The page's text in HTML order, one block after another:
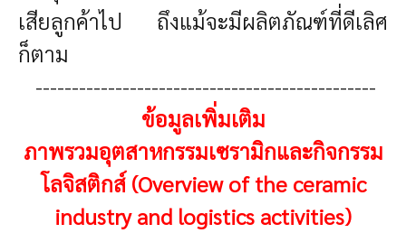
เสียลูกค้าไป ถึงแม้จะมีผลิตภัณฑ์ที่ดีเลิศ
ก็ตาม
-----------------------------------------------
ข้อมูลเพิ่มเติม
ภาพรวมอุตสาหกรรมเซรามิกและกิจกรรม
โลจิสติกส์ (Overview of the ceramic
industry and logistics activities)